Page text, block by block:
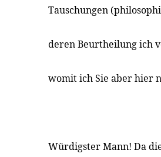
Tauschungen
deren Beurtheilung ich
womit ich Sie aber hier
Würdigster Mann! Da